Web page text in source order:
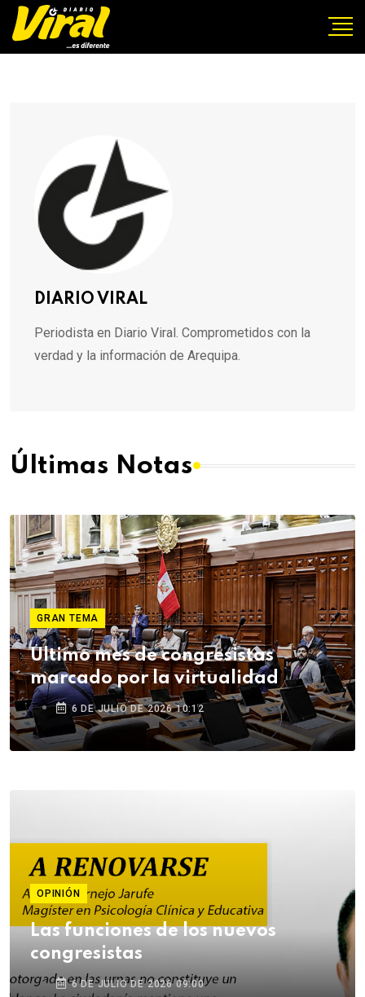
DIARIO VIRAL
Periodista en Diario Viral. Comprometidos con la
verdad y la información de Arequipa.
Últimas Notas
GRAN TEMA
Último mes de congresistas
marcado por la virtualidad
6 DE JULIO DE 2026 10:12
OPINIÓN
Las funciones de los nuevos
congresistas
6 DE JULIO DE 2026 09:00